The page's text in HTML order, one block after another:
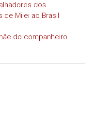
dos
Milei ao Brasil
do companheiro